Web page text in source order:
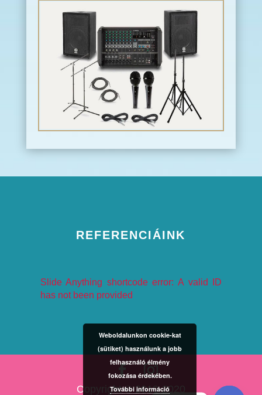
REFERENCIÁINK
Slide Anything shortcode error: A valid ID
has not been provided
Copyright © 2010-2020
Weboldalunkon cookie-kat
(sütiket) használunk a jobb
felhasználó élmény
fokozása érdekében.
További információ